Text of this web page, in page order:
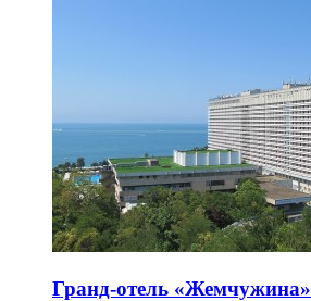
Гранд-отель «Жемчужина»